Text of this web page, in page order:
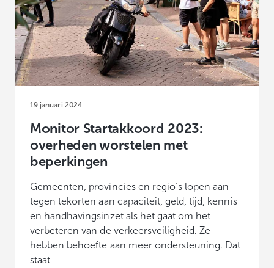
19 januari 2024
Monitor Startakkoord 2023:
overheden worstelen met
beperkingen
Gemeenten, provincies en regio’s lopen aan
tegen tekorten aan capaciteit, geld, tijd, kennis
en handhavingsinzet als het gaat om het
verbeteren van de verkeersveiligheid. Ze
hebben behoefte aan meer ondersteuning. Dat
staat